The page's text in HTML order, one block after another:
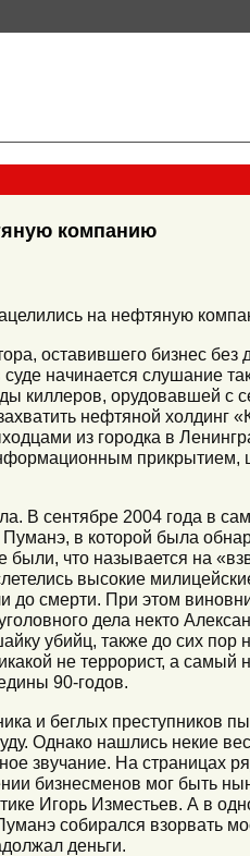
компанию
на нефтяную
оставившего бизнес без
начинается слушание
киллеров, орудовавшей с
нефтяной холдинг
из городка в
прикрытием,
В сентябре 2004 года в
в которой была
что называется на
высокие
до смерти. При этом
дела некто
убийц, также до сих
не террорист, а самый
90-годов.
и беглых преступников
Однако нашлись некие
звучание. На страницах
бизнесменов мог быть
Игорь Изместьев. А в
собирался взорвать
деньги.